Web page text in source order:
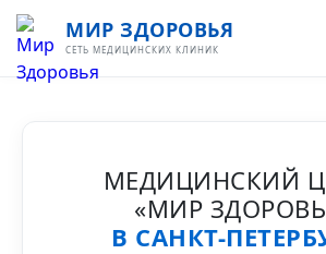
МИР ЗДОРОВЬЯ
СЕТЬ МЕДИЦИНСКИХ КЛИНИК
МЕДИЦИНСКИЙ
«МИР
В САНКТ-